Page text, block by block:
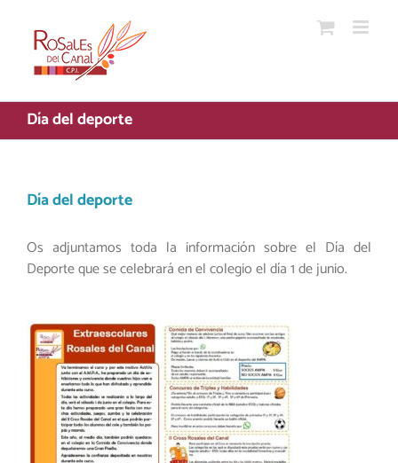
contenido
Día del deporte
Día del deporte
Os adjuntamos toda la información sobre el Día del
Deporte que se celebrará en el colegio el día 1 de junio.